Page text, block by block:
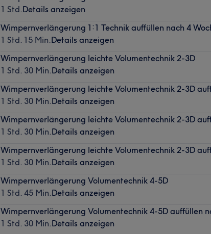
1 Std.Details anzeigen
Wimpernverlängerung 1:1 Technik auffüllen nach 4
1 Std. 15 Min.Details anzeigen
Wimpernverlängerung leichte Volumentechnik 2-3D
1 Std. 30 Min.Details anzeigen
Wimpernverlängerung leichte Volumentechnik 2-3D
1 Std. 30 Min.Details anzeigen
Wimpernverlängerung leichte Volumentechnik 2-3D
1 Std. 30 Min.Details anzeigen
Wimpernverlängerung leichte Volumentechnik 2-3D
1 Std. 30 Min.Details anzeigen
Wimpernverlängerung Volumentechnik 4-5D
1 Std. 45 Min.Details anzeigen
Wimpernverlängerung Volumentechnik 4-5D auffüllen
1 Std. 30 Min.Details anzeigen